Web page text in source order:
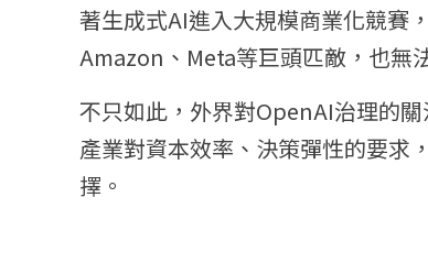
著生成式AI進入大規模商業化競賽
Amazon、Meta等巨頭匹敵，也無
不只如此，外界對OpenAI治理的
產業對資本效率、決策彈性的要求
擇。